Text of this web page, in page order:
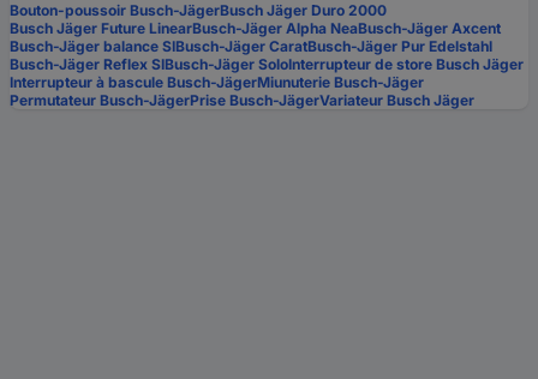
Bouton-poussoir Busch-JägerBusch Jäger Duro 2000
Busch Jäger Future LinearBusch-Jäger Alpha NeaBusch-Jäger Axcent
Busch-Jäger balance SIBusch-Jäger CaratBusch-Jäger Pur Edelstahl
Busch-Jäger Reflex SIBusch-Jäger SoloInterrupteur de store Busch Jäger
Interrupteur à bascule Busch-JägerMiunuterie Busch-Jäger
Permutateur Busch-JägerPrise Busch-JägerVariateur Busch Jäger